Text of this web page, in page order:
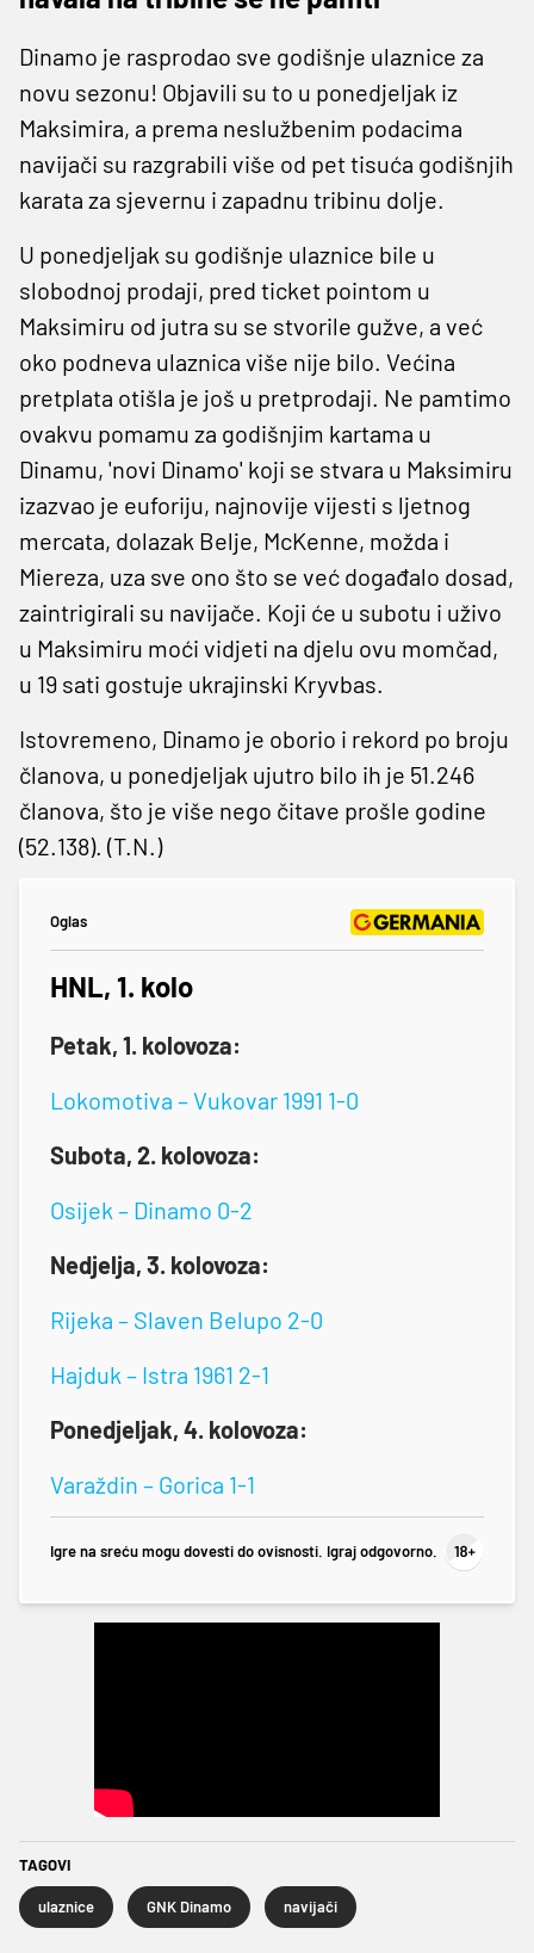
Dinamo je rasprodao sve godišnje ulaznice za
novu sezonu! Objavili su to u ponedjeljak iz
Maksimira, a prema neslužbenim podacima
navijači su razgrabili više od pet tisuća godišnjih
karata za sjevernu i zapadnu tribinu dolje.
U ponedjeljak su godišnje ulaznice bile u
slobodnoj prodaji, pred ticket pointom u
Maksimiru od jutra su se stvorile gužve, a već
oko podneva ulaznica više nije bilo. Većina
pretplata otišla je još u pretprodaji. Ne pamtimo
ovakvu pomamu za godišnjim kartama u
Dinamu, 'novi Dinamo' koji se stvara u Maksimiru
izazvao je euforiju, najnovije vijesti s ljetnog
mercata, dolazak Belje, McKenne, možda i
Miereza, uza sve ono što se već događalo dosad,
zaintrigirali su navijače. Koji će u subotu i uživo
u Maksimiru moći vidjeti na djelu ovu momčad,
u 19 sati gostuje ukrajinski Kryvbas.
Istovremeno, Dinamo je oborio i rekord po broju
članova, u ponedjeljak ujutro bilo ih je 51.246
članova, što je više nego čitave prošle godine
(52.138). (T.N.)
Oglas
HNL, 1. kolo
Petak, 1. kolovoza:
Lokomotiva – Vukovar 1991 1-0
Subota, 2. kolovoza:
Osijek – Dinamo 0-2
Nedjelja, 3. kolovoza:
Rijeka – Slaven Belupo 2-0
Hajduk – Istra 1961 2-1
Ponedjeljak, 4. kolovoza:
Varaždin – Gorica 1-1
Igre na sreću mogu dovesti do ovisnosti. Igraj odgovorno.
TAGOVI
ulaznice GNK Dinamo navijači